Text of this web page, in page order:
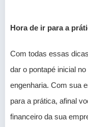
Hora de ir para a
Com todas essas
dar o pontapé inicial
engenharia. Com sua
para a prática, afinal
financeiro da sua